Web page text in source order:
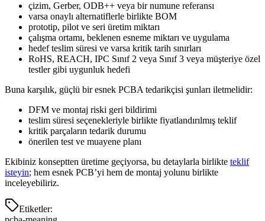
çizim, Gerber, ODB++ veya bir numune referansı
varsa onaylı alternatiflerle birlikte BOM
prototip, pilot ve seri üretim miktarı
çalışma ortamı, beklenen esneme miktarı ve uygulama
hedef teslim süresi ve varsa kritik tarih sınırları
RoHS, REACH, IPC Sınıf 2 veya Sınıf 3 veya müşteriye özel
testler gibi uygunluk hedefi
Buna karşılık, güçlü bir esnek PCBA tedarikçisi şunları iletmelidir:
DFM ve montaj riski geri bildirimi
teslim süresi seçenekleriyle birlikte fiyatlandırılmış teklif
kritik parçaların tedarik durumu
önerilen test ve muayene planı
Ekibiniz konseptten üretime geçiyorsa, bu detaylarla birlikte teklif
isteyin; hem esnek PCB’yi hem de montaj yolunu birlikte
inceleyebiliriz.
Etiketler: